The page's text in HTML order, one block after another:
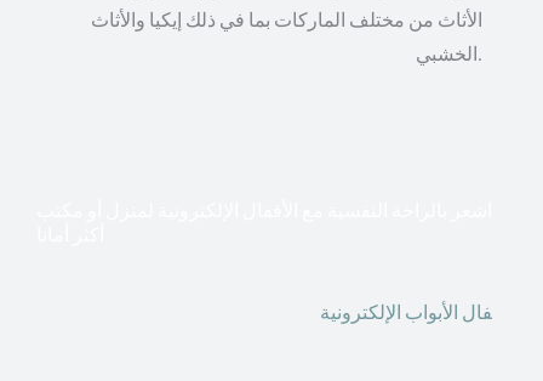
الأثاث من مختلف الماركات بما في ذلك إيكيا والأثاث
الخشبي.
فال الأبواب الإلكترونية